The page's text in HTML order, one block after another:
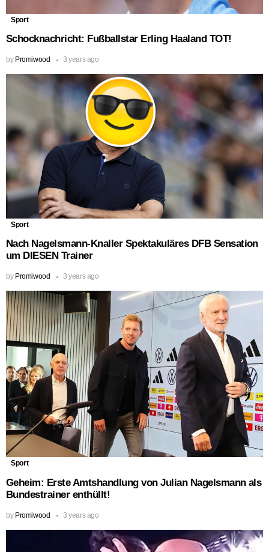
Sport
Schocknachricht: Fußballstar Erling Haaland TOT!
by Promiwood 3 years ago
Sport
Nach Nagelsmann-Knaller Spektakuläres DFB Sensation
um DIESEN Trainer
by Promiwood 3 years ago
Sport
Geheim: Erste Amtshandlung von Julian Nagelsmann als
Bundestrainer enthüllt!
by Promiwood 3 years ago